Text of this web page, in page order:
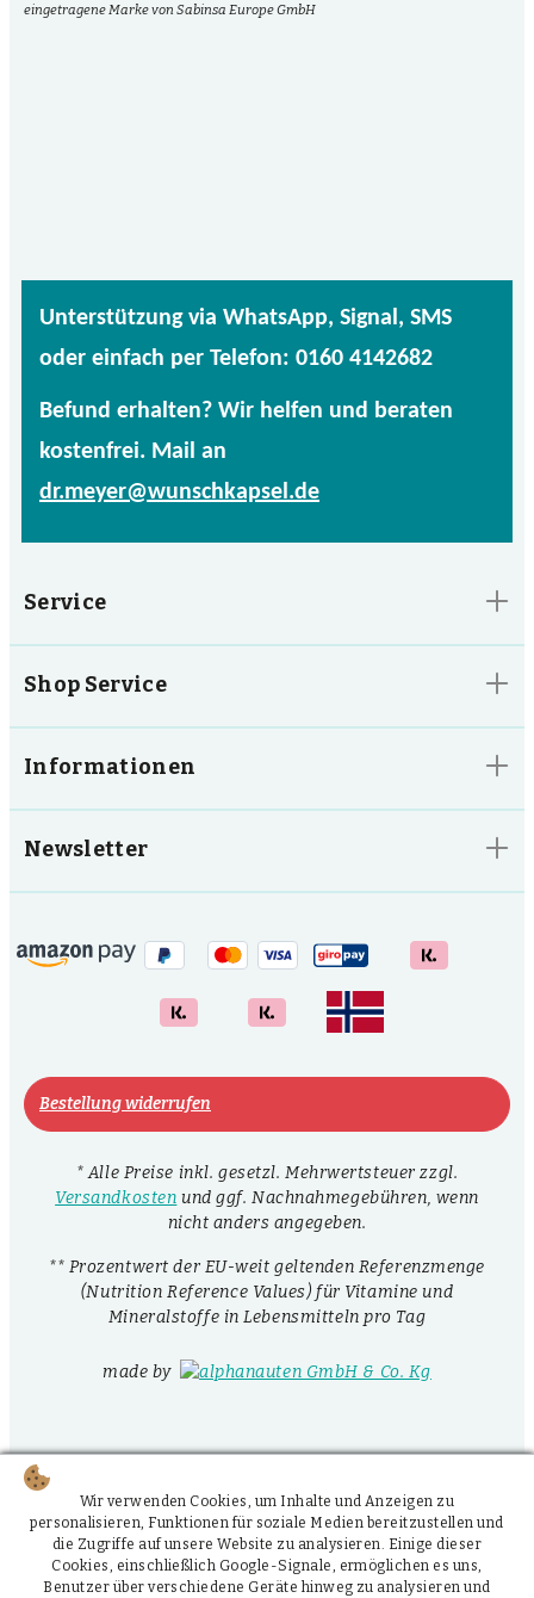
eingetragene Marke von Sabinsa Europe GmbH
Unterstützung via WhatsApp, Signal, SMS
oder einfach per Telefon: 0160 4142682
Befund erhalten? Wir helfen und beraten
kostenfrei. Mail an
dr.meyer@wunschkapsel.de
Service
Shop Service
Informationen
Newsletter
Bestellung widerrufen
* Alle Preise inkl. gesetzl. Mehrwertsteuer zzgl.
Versandkosten und ggf. Nachnahmegebühren, wenn
nicht anders angegeben.
** Prozentwert der EU-weit geltenden Referenzmenge
(Nutrition Reference Values) für Vitamine und
Mineralstoffe in Lebensmitteln pro Tag
made by
Wir verwenden Cookies, um Inhalte und Anzeigen zu
personalisieren, Funktionen für soziale Medien bereitzustellen und
die Zugriffe auf unsere Website zu analysieren. Einige dieser
Cookies, einschließlich Google-Signale, ermöglichen es uns,
Benutzer über verschiedene Geräte hinweg zu analysieren und